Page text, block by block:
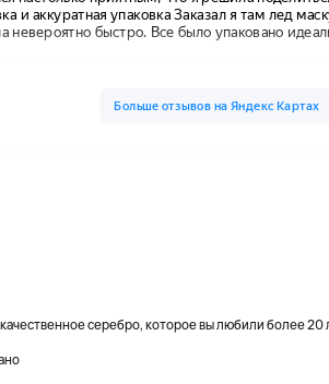
серебро, которое вы любили более 20